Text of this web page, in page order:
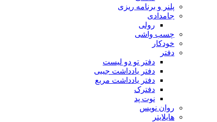
پلنر و برنامه ریزی
جامدادی
رولی
چسب واشی
خودکار
دفتر
دفتر تو دو لیست
دفتر یادداشت جیبی
دفتر یادداشت مربع
دفترک
نوت پد
روان نویس
هایلایتر